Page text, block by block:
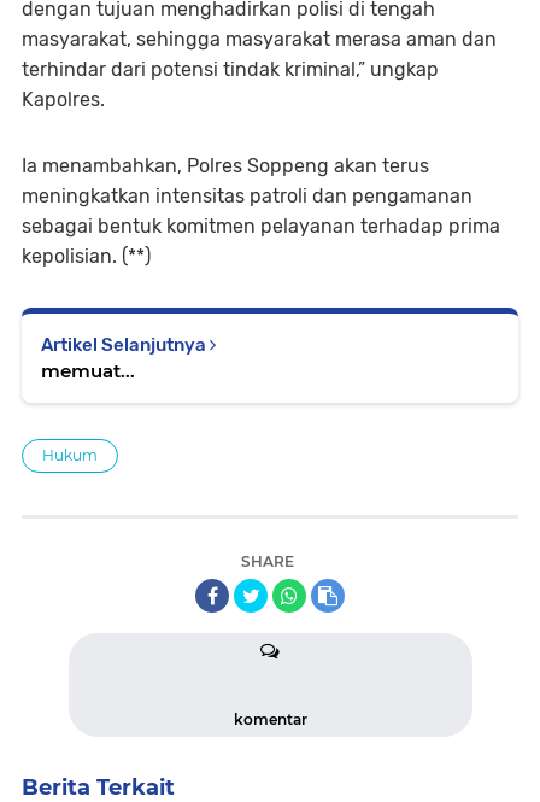
dengan tujuan menghadirkan polisi di tengah
masyarakat, sehingga masyarakat merasa aman dan
terhindar dari potensi tindak kriminal,” ungkap
Kapolres.
Ia menambahkan, Polres Soppeng akan terus
meningkatkan intensitas patroli dan pengamanan
sebagai bentuk komitmen pelayanan terhadap prima
kepolisian. (**)
Artikel Selanjutnya
memuat...
Hukum
SHARE
komentar
Berita Terkait